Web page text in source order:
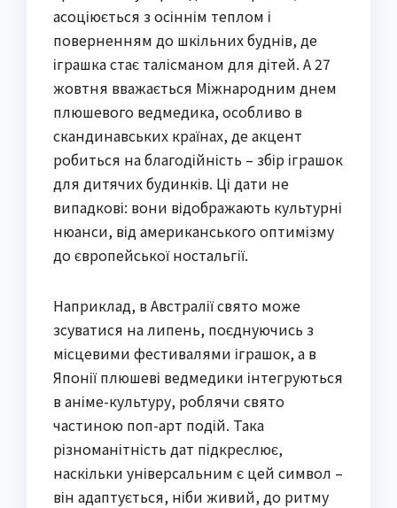
асоціюється з осіннім теплом і
поверненням до шкільних буднів, де
іграшка стає талісманом для дітей. А 27
жовтня вважається Міжнародним днем
плюшевого ведмедика, особливо в
скандинавських країнах, де акцент
робиться на благодійність – збір іграшок
для дитячих будинків. Ці дати не
випадкові: вони відображають культурні
нюанси, від американського оптимізму
до європейської ностальгії.
Наприклад, в Австралії свято може
зсуватися на липень, поєднуючись з
місцевими фестивалями іграшок, а в
Японії плюшеві ведмедики інтегруються
в аніме-культуру, роблячи свято
частиною поп-арт подій. Така
різноманітність дат підкреслює,
наскільки універсальним є цей символ –
він адаптується, ніби живий, до ритму